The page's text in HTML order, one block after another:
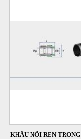
KHÂU NỐI REN TRONG